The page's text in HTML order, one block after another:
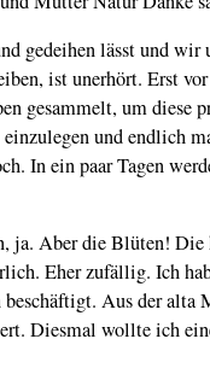
gedeihen lässt und wir
ist unerhört. Erst
gesammelt, um diese
und endlich
In ein paar Tagen
ja. Aber die Blüten! Die
Eher zufällig. Ich
beschäftigt. Aus der
Diesmal wollte ich